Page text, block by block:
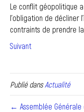
Le conflit géopolitique
l’obligation de décliner
contraints de prendre
Suivant
Publié dansActualité
← Assemblée Générale